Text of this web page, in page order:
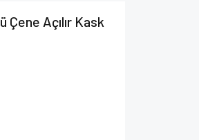
Açılır Kask